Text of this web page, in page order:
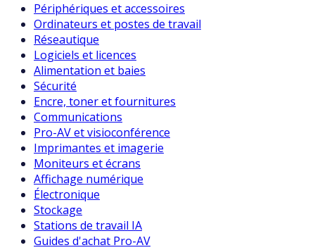
Périphériques et accessoires
Ordinateurs et postes de travail
Réseautique
Logiciels et licences
Alimentation et baies
Sécurité
Encre, toner et fournitures
Communications
Pro-AV et visioconférence
Imprimantes et imagerie
Moniteurs et écrans
Affichage numérique
Électronique
Stockage
Stations de travail IA
Guides d'achat Pro-AV